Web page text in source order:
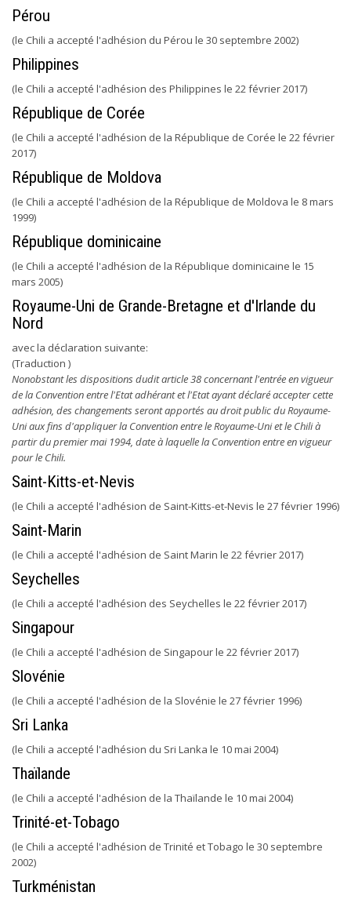
Pérou
(le Chili a accepté l'adhésion du Pérou le 30 septembre 2002)
Philippines
(le Chili a accepté l'adhésion des Philippines le 22 février 2017)
République de Corée
(le Chili a accepté l'adhésion de la République de Corée le 22 février
2017)
République de Moldova
(le Chili a accepté l'adhésion de la République de Moldova le 8 mars
1999)
République dominicaine
(le Chili a accepté l'adhésion de la République dominicaine le 15
mars 2005)
Royaume-Uni de Grande-Bretagne et d'Irlande du
Nord
avec la déclaration suivante:
(Traduction )
Nonobstant les dispositions dudit article 38 concernant l'entrée en vigueur
de la Convention entre l'Etat adhérant et l'Etat ayant déclaré accepter cette
adhésion, des changements seront apportés au droit public du Royaume-
Uni aux fins d'appliquer la Convention entre le Royaume-Uni et le Chili à
partir du premier mai 1994, date à laquelle la Convention entre en vigueur
pour le Chili.
Saint-Kitts-et-Nevis
(le Chili a accepté l'adhésion de Saint-Kitts-et-Nevis le 27 février 1996)
Saint-Marin
(le Chili a accepté l'adhésion de Saint Marin le 22 février 2017)
Seychelles
(le Chili a accepté l'adhésion des Seychelles le 22 février 2017)
Singapour
(le Chili a accepté l'adhésion de Singapour le 22 février 2017)
Slovénie
(le Chili a accepté l'adhésion de la Slovénie le 27 février 1996)
Sri Lanka
(le Chili a accepté l'adhésion du Sri Lanka le 10 mai 2004)
Thaïlande
(le Chili a accepté l'adhésion de la Thaïlande le 10 mai 2004)
Trinité-et-Tobago
(le Chili a accepté l'adhésion de Trinité et Tobago le 30 septembre
2002)
Turkménistan